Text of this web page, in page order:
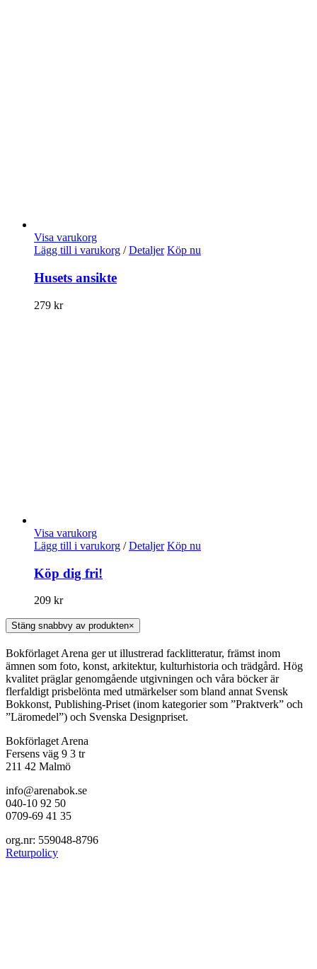
Visa varukorg
Lägg till i varukorg / Detaljer Köp nu
Husets ansikte
279 kr
Visa varukorg
Lägg till i varukorg / Detaljer Köp nu
Köp dig fri!
209 kr
Stäng snabbvy av produkten×
Bokförlaget Arena ger ut illustrerad facklitteratur, främst inom
ämnen som foto, konst, arkitektur, kulturhistoria och trädgård. Hög
kvalitet präglar genomgående utgivningen och våra böcker är
flerfaldigt prisbelönta med utmärkelser som bland annat Svensk
Bokkonst, Publishing-Priset (inom kategorier som ”Praktverk” och
”Läromedel”) och Svenska Designpriset.
Bokförlaget Arena
Fersens väg 9 3 tr
211 42 Malmö
info@arenabok.se
040-10 92 50
0709-69 41 35
org.nr: 559048-8796
Returpolicy